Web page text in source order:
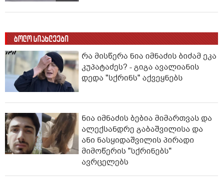
ბოლო სიახლეები
რა მისწერა ნია იმნაძის ბიძამ ეკა
კუპატაძეს? - გიგა ავალიანის
დედა "სქრინს" აქვეყნებს
ნია იმნაძის ბებია მიმართვას და
ალექსანდრე გაბაშვილისა და
ანი ნასყიდაშვილის პირადი
მიმოწერის "სქრინებს"
ავრცელებს